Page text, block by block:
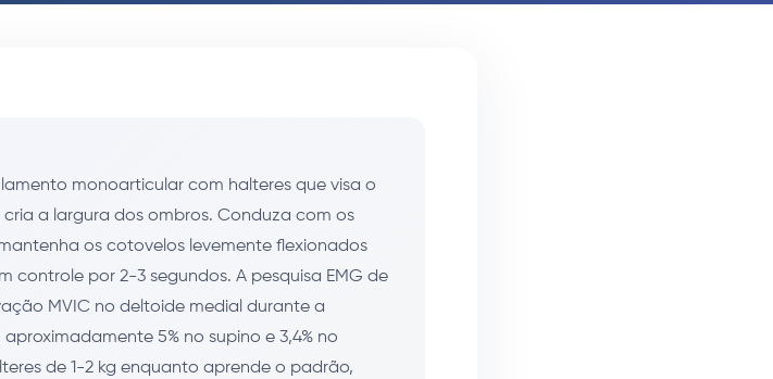
monoarticular com halteres que visa o
a largura dos ombros. Conduza com os
os cotovelos levemente flexionados
por 2-3 segundos. A pesquisa EMG de
MVIC no deltoide medial durante a
5% no supino e 3,4% no
de 1-2 kg enquanto aprende o padrão,